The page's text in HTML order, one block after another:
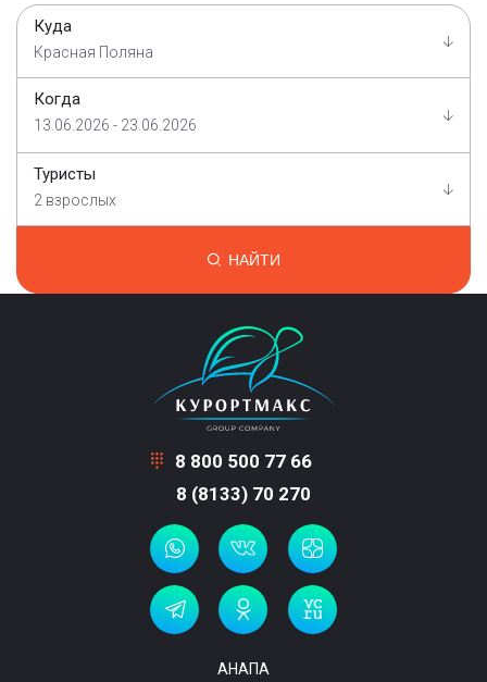
Куда
Красная Поляна
Когда
13.06.2026 - 23.06.2026
Туристы
2 взрослых
НАЙТИ
8 800 500 77 66
8 (8133) 70 270
АНАПА